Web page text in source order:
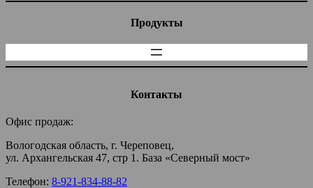
Продукты
Контакты
Офис продаж:
Вологодская область, г. Череповец,
ул. Архангельская 47, стр 1. База «Северный мост»
Телефон: 8-921-834-88-82